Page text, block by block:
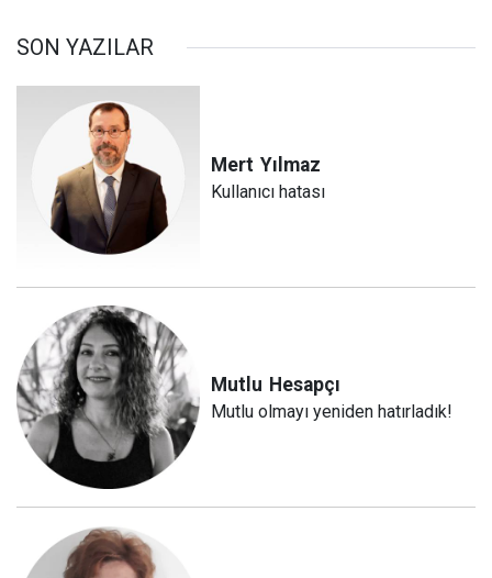
SON YAZILAR
Mert Yılmaz
Kullanıcı hatası
Mutlu Hesapçı
Mutlu olmayı yeniden hatırladık!